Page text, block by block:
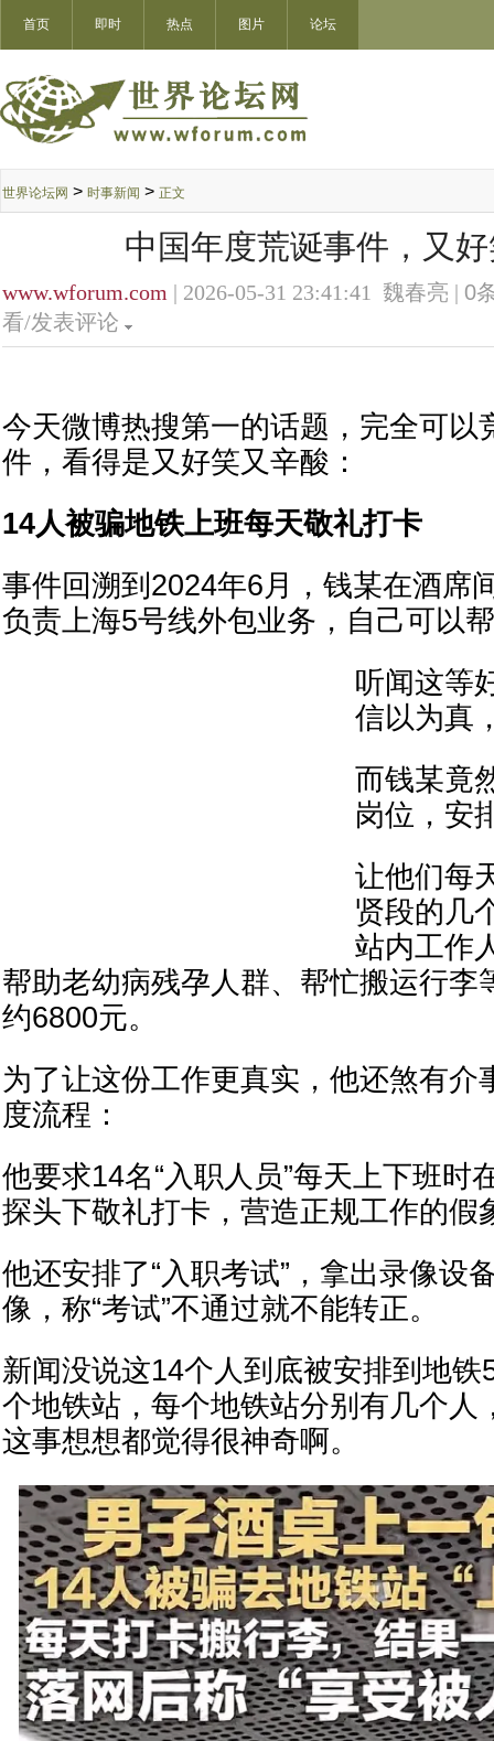
首页 即时 热点 图片 论坛
世界论坛网 > 时事新闻 > 正文
中国年度荒诞事件，又
www.wforum.com | 2026-05-31 23:41:41 魏春亮 | 0
看/发表评论
今天微博热搜第一的话题，完全可以
件，看得是又好笑又辛酸：
14人被骗地铁上班每天敬礼打卡
事件回溯到2024年6月，钱某在酒席
负责上海5号线外包业务，自己可以
听闻这等
信以为真
而钱某竟
岗位，安
让他们每
贤段的几
站内工作
帮助老幼病残孕人群、帮忙搬运行李
约6800元。
为了让这份工作更真实，他还煞有介
度流程：
他要求14名“入职人员”每天上下班时
探头下敬礼打卡，营造正规工作的假
他还安排了“入职考试”，拿出录像设
像，称“考试”不通过就不能转正。
新闻没说这14个人到底被安排到地
个地铁站，每个地铁站分别有几个人
这事想想都觉得很神奇啊。